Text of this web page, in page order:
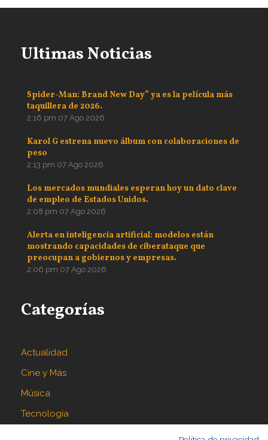
Ultimas Noticias
Spider-Man: Brand New Day” ya es la película más
taquillera de 2026.
2:16 pm 07 Ago 2026
Karol G estrena nuevo álbum con colaboraciones de
peso
2:13 pm 07 Ago 2026
Los mercados mundiales esperan hoy un dato clave
de empleo de Estados Unidos.
2:08 pm 07 Ago 2026
Alerta en inteligencia artificial: modelos están
mostrando capacidades de ciberataque que
preocupan a gobiernos y empresas.
2:06 pm 07 Ago 2026
Categorías
Actualidad
Cine y Más
Música
Tecnología